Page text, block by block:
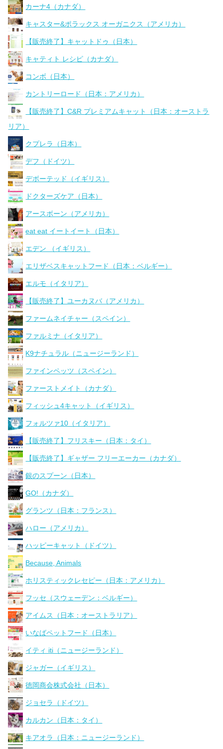
カーナ4（カナダ）
キャスター&ポラックス オーガニクス（アメリカ）
【販売終了】キャットドゥ（日本）
キャティト レシピ（カナダ）
コンボ（日本）
カントリーロード（日本：アメリカ）
【販売終了】C&R プレミアムキャット（日本：オーストラ
リア）
クプレラ（日本）
デフ（ドイツ）
デボーテッド（イギリス）
ドクターズケア（日本）
アースボーン（アメリカ）
eat eat イートイート（日本）
エデン （イギリス）
エリザベスキャットフード（日本：ベルギー）
エルモ（イタリア）
【販売終了】ユーカヌバ（アメリカ）
ファームネイチャー（スペイン）
ファルミナ（イタリア）
K9ナチュラル（ニュージーランド）
ファインペッツ（スペイン）
ファーストメイト（カナダ）
フィッシュ4キャット（イギリス）
フォルツァ10（イタリア）
【販売終了】フリスキー（日本：タイ）
【販売終了】ギャザー フリーエーカー（カナダ）
銀のスプーン（日本）
GO!（カナダ）
グランツ（日本：フランス）
ハロー（アメリカ）
ハッピーキャット（ドイツ）
Because, Animals
ホリスティックレセピー（日本：アメリカ）
フッセ（スウェーデン：ベルギー）
アイムス（日本：オーストラリア）
いなばペットフード（日本）
イティ iti（ニュージーランド）
ジャガー（イギリス）
徳岡商会株式会社（日本）
ジョセラ（ドイツ）
カルカン（日本：タイ）
キアオラ（日本：ニュージーランド）